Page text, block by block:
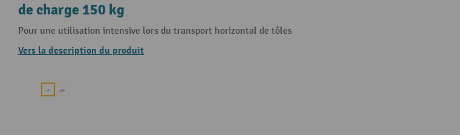
de charge 150 kg
Pour une utilisation intensive lors du transport horizontal de tôles
Vers la description du produit